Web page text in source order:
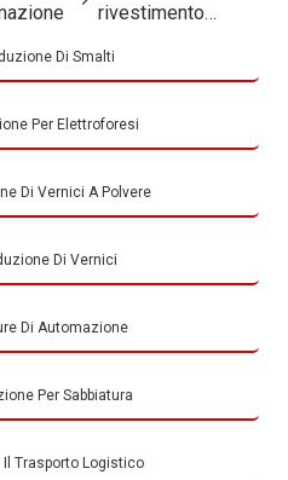
rivestimento
Di Smalti
Per Elettroforesi
Di Vernici A Polvere
Di Vernici
Di Automazione
Per Sabbiatura
Trasporto Logistico